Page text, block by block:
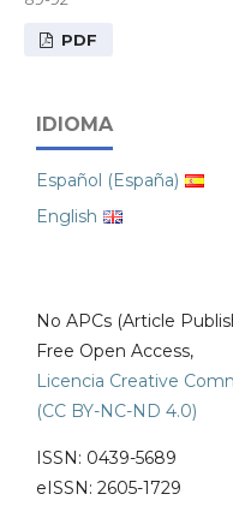
PDF
IDIOMA
Español (España)
English
No APCs (Article
Free Open Access,
Licencia Creative
(CC BY-NC-ND 4.0)
ISSN: 0439-5689
eISSN: 2605-1729